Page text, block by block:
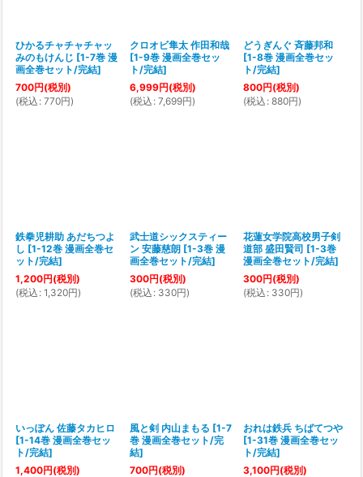
ひかるチャチャチャッ
みのもけんじ [1-7巻 漫
画全巻セット/完結]
700円(税別)
(税込 : 770円)
クロオビ隼太 作田和哉
[1-9巻 漫画全巻セッ
ト/完結]
6,999円(税別)
(税込 : 7,699円)
どうぎんぐ 斉藤邦和
[1-8巻 漫画全巻セッ
ト/完結]
800円(税別)
(税込 : 880円)
鉄拳児耕助 あだちつよ
し [1-12巻 漫画全巻セ
ット/完結]
1,200円(税別)
(税込 : 1,320円)
武士道シックスティー
ン 安藤慈朗 [1-3巻 漫
画全巻セット/完結]
300円(税別)
(税込 : 330円)
花蓮女学院高校男子剣
道部 盛田賢司 [1-3巻
漫画全巻セット/完結]
300円(税別)
(税込 : 330円)
いっぽん 佐藤タカヒロ
[1-14巻 漫画全巻セッ
ト/完結]
1,400円(税別)
風と剣 内山まもる [1-7
巻 漫画全巻セット/完
結]
700円(税別)
おれは鉄兵 ちばてつや
[1-31巻 漫画全巻セッ
ト/完結]
3,100円(税別)